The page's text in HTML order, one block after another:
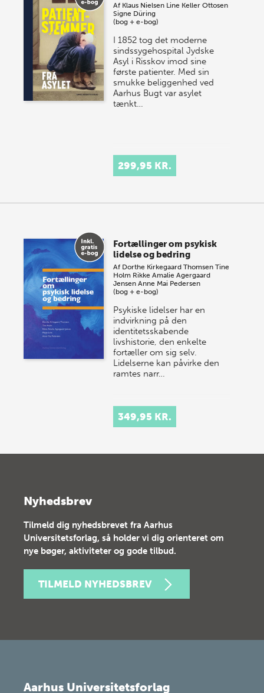
Af Klaus Nielsen Line Keller Ottosen
Signe Düring
(bog + e-bog)
I 1852 tog det moderne
sindssygehospital Jydske
Asyl i Risskov imod sine
første patienter. Med sin
smukke beliggenhed ved
Aarhus Bugt var asylet
tænkt…
299,95 KR.
Fortællinger om psykisk
lidelse og bedring
Af Dorthe Kirkegaard Thomsen Tine
Holm Rikke Amalie Agergaard
Jensen Anne Mai Pedersen
(bog + e-bog)
Psykiske lidelser har en
indvirkning på den
identitetsskabende
livshistorie, den enkelte
fortæller om sig selv.
Lidelserne kan påvirke den
ramtes narr…
349,95 KR.
Nyhedsbrev
Tilmeld dig nyhedsbrevet fra Aarhus
Universitetsforlag, så holder vi dig orienteret om
nye bøger, aktiviteter og gode tilbud.
TILMELD NYHEDSBREV
Aarhus Universitetsforlag